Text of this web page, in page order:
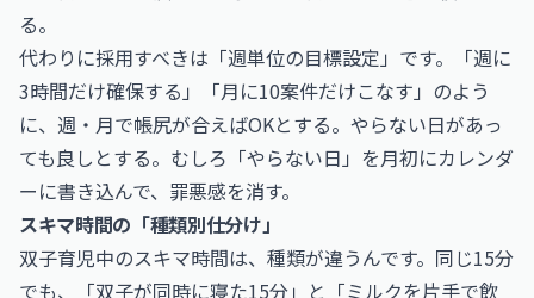
る。
代わりに採用すべきは「週単位の目標設定」です。「週に
3時間だけ確保する」「月に10案件だけこなす」のよう
に、週・月で帳尻が合えばOKとする。やらない日があっ
ても良しとする。むしろ「やらない日」を月初にカレンダ
ーに書き込んで、罪悪感を消す。
スキマ時間の「種類別仕分け」
双子育児中のスキマ時間は、種類が違うんです。同じ15分
でも、「双子が同時に寝た15分」と「ミルクを片手で飲